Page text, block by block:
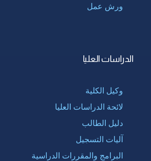
ورش عمل
الدراسات العليا
وكيل الكلية
لائحة الدراسات العليا
دليل الطالب
آليات التسجيل
البرامج والمقررات الدراسية